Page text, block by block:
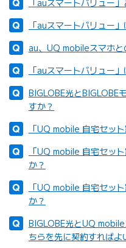
「auスマートバリュー
「auスマートバリュー
au、UQ mobileスマホと
「auスマートバリュー
BIGLOBE光とBIGLOBE
すか？
「UQ mobile 自宅セッ
「UQ mobile 自宅セッ
か？
「UQ mobile 自宅セッ
か？
BIGLOBE光とUQ
ちらを先に契約すればよ